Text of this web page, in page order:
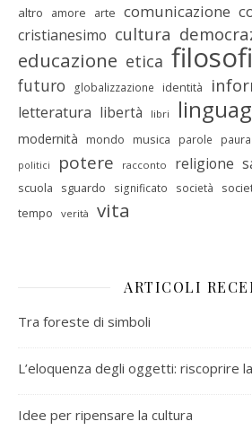
altro amore arte comunicazione
cristianesimo cultura
educazione etica
futuro globalizzazione identità
letteratura libertà libri
modernità mondo musica parole paura
politici potere racconto religione
scuola sguardo significato società
tempo verità vita
ARTICOLI
Tra foreste di simboli
L’eloquenza degli oggetti: riscoprire
Idee per ripensare la cultura